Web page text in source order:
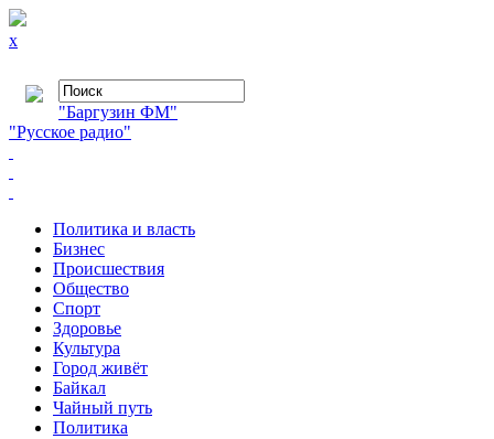
x
"Баргузин ФМ"
"Русское радио"
Политика и власть
Бизнес
Происшествия
Общество
Cпорт
Здоровье
Культура
Город живёт
Байкал
Чайный путь
Политика